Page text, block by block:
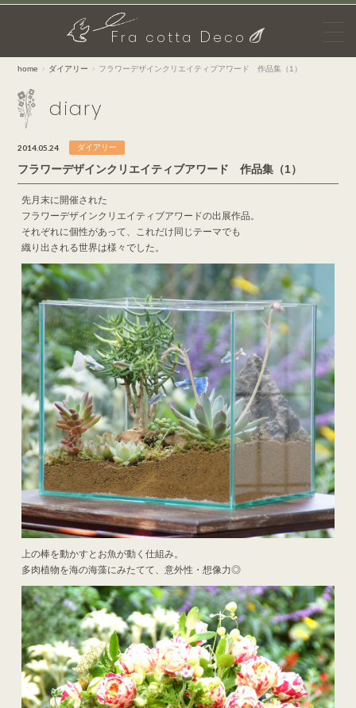
Fra cotta D eco
home ダイアリー フラワーデザインクリエイティブアワード 作品集（1）
diary
2014.05.24 ダイアリー
フラワーデザインクリエイティブアワード 作品集（1）
先月末に開催された
フラワーデザインクリエイティブアワードの出展作品。
それぞれに個性があって、これだけ同じテーマでも
織り出される世界は様々でした。
上の棒を動かすとお魚が動く仕組み。
多肉植物を海の海藻にみたてて、意外性・想像力◎